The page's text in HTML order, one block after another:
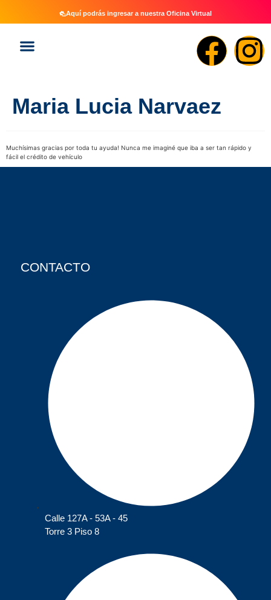
Aquí podrás ingresar a nuestra Oficina Virtual
Maria Lucia Narvaez
Muchísimas gracias por toda tu ayuda! Nunca me imaginé que iba a ser tan rápido y
fácil el crédito de vehículo
CONTACTO
Calle 127A - 53A - 45
Torre 3 Piso 8